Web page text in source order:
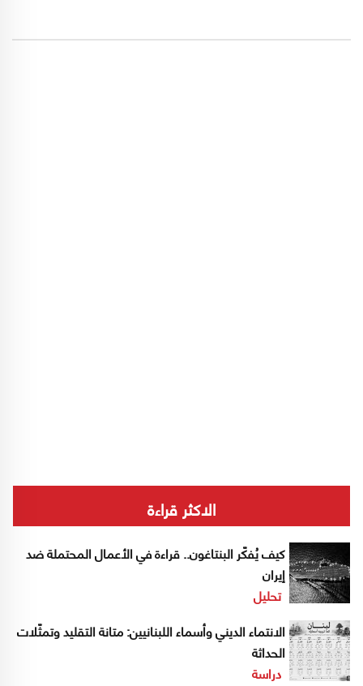
فيها دولاً وإمبراطوريات يكون مكافئاً لإقدام طالب
الاكثر قراءة
كيف يُفكّر البنتاغون.. قراءة في الأعمال المحتملة ضد
إيران
تحليل
الانتماء الديني وأسماء اللبنانيين: متانة التقليد وتمثّلات
الحداثة
دراسة